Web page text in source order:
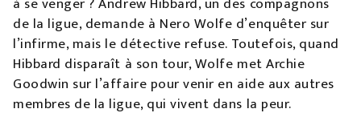
de la ligue, demande à Nero Wolfe d’enquêter sur
l’infirme, mais le détective refuse. Toutefois, quand
Hibbard disparaît à son tour, Wolfe met Archie
Goodwin sur l’affaire pour venir en aide aux autres
membres de la ligue, qui vivent dans la peur.